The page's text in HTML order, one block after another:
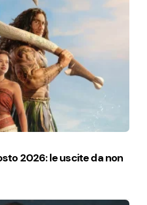
2026: le uscite da non